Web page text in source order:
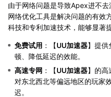
由于网络问题是导致Apex进不
网络优化工具是解决问题的有效
科技和专利加速技术，能够显著
免费试用 ：【UU加速器】提
顿、降低延迟的效能。
高速专网 ：【UU加速器】的
对东北西北等偏远地区的玩家
迟。